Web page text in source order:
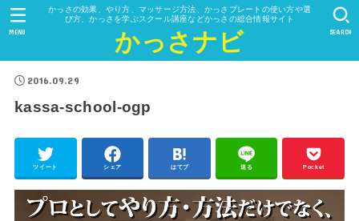
かっさの効果、やり方、マッサージ方法、かっさプレートの使い方や選
び方、かっさを学ぶスクール講座などかっさの総合情報サイト
かっさナビ SEARCH
MENU
2016.09.29
kassa-school-ogp
ツイート シェア はてブ 送る Pocket